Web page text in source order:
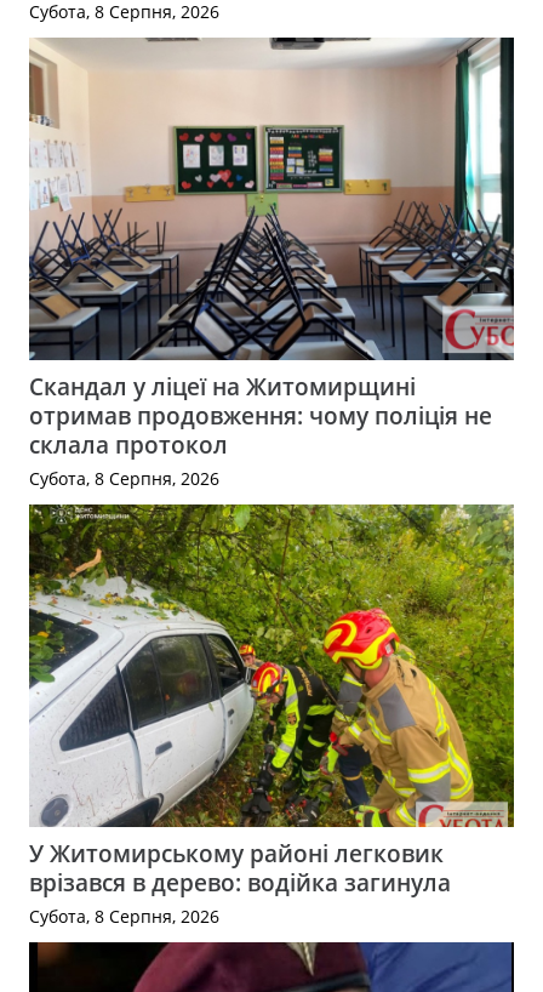
Субота, 8 Серпня, 2026
Скандал у ліцеї на Житомирщині
отримав продовження: чому поліція не
склала протокол
Субота, 8 Серпня, 2026
У Житомирському районі легковик
врізався в дерево: водійка загинула
Субота, 8 Серпня, 2026